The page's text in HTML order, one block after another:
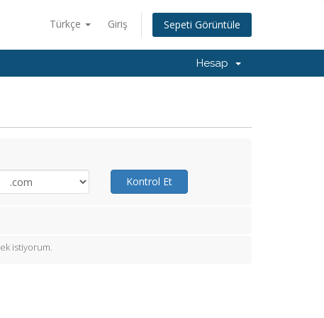
Türkçe Giriş Sepeti Görüntüle
Hesap
Kontrol Et
istiyorum.